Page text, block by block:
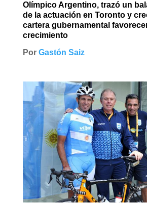
Olímpico Argentino, trazó un
de la actuación en Toronto y
cartera gubernamental
crecimiento
Por Gastón Saiz